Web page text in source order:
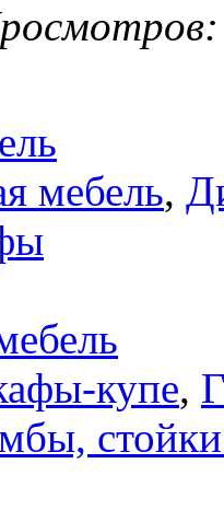
мебель,
купе,